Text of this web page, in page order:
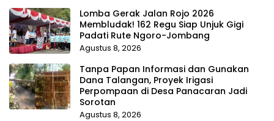
Lomba Gerak Jalan Rojo 2026
Membludak! 162 Regu Siap Unjuk Gigi
Padati Rute Ngoro-Jombang
Agustus 8, 2026
Tanpa Papan Informasi dan Gunakan
Dana Talangan, Proyek Irigasi
Perpompaan di Desa Panacaran Jadi
Sorotan
Agustus 8, 2026